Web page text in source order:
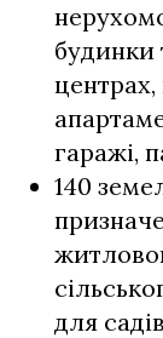
будинки
центрах,
гаражі,
140
для